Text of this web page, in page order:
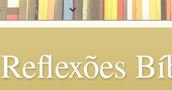
Reflexões